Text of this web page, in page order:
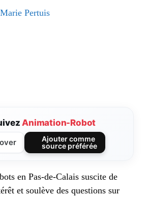
Marie Pertuis
Animation-Robot
Ajouter comme
source préférée
en Pas-de-Calais suscite de
et soulève des questions sur